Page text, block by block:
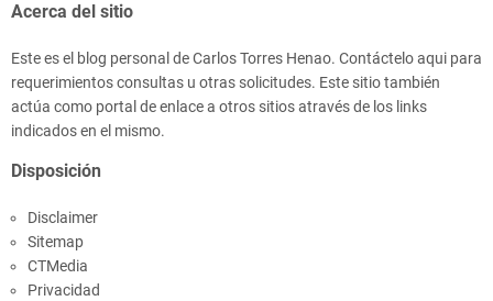
Acerca del sitio
Este es el blog personal de Carlos Torres Henao. Contáctelo aqui para
requerimientos consultas u otras solicitudes. Este sitio también
actúa como portal de enlace a otros sitios através de los links
indicados en el mismo.
Disposición
Disclaimer
Sitemap
CTMedia
Privacidad